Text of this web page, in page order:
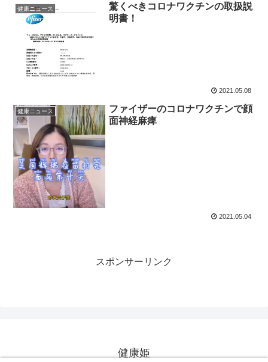
健康ニュース
驚くべきコロナワクチンの取扱説
明書！
2021.05.08
健康ニュース
ファイザーのコロナワクチンで顔
面神経麻痺
2021.05.04
スポンサーリンク
健康姫